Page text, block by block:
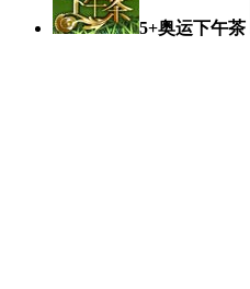
5+奥运下午茶